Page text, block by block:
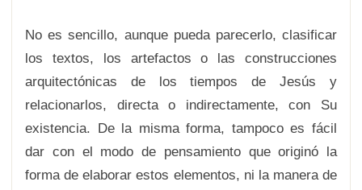
No es sencillo, aunque pueda parecerlo, clasificar
los textos, los artefactos o las construcciones
arquitectónicas de los tiempos de Jesús y
relacionarlos, directa o indirectamente, con Su
existencia. De la misma forma, tampoco es fácil
dar con el modo de pensamiento que originó la
forma de elaborar estos elementos, ni la manera de